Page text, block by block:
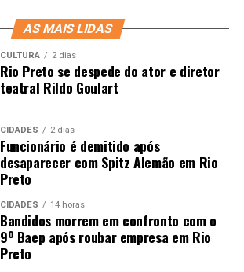
AS MAIS LIDAS
CULTURA 2 dias
Rio Preto se despede do ator e diretor
teatral Rildo Goulart
CIDADES 2 dias
Funcionário é demitido após
desaparecer com Spitz Alemão em Rio
Preto
CIDADES 14 horas
Bandidos morrem em confronto com o
9º Baep após roubar empresa em Rio
Preto